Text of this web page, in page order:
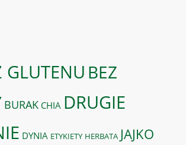
GLUTENU BEZ
BURAK CHIA DRUGIE
DYNIA ETYKIETY HERBATA JAJKO